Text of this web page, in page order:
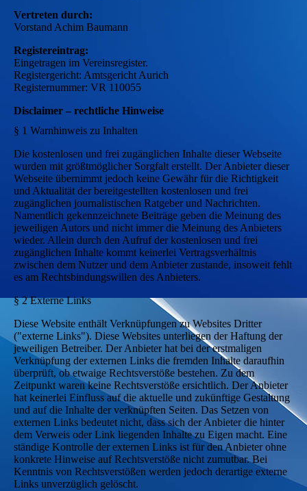
Vertreten durch:
Vorstand Achim Baumann
Registereintrag:
Eingetragen im Vereinsregister.
Registergericht: Amtsgericht Aurich
Registernummer: VR 110055
Disclaimer – rechtliche Hinweise
§ 1 Warnhinweis zu Inhalten
Die kostenlosen und frei zugänglichen Inhalte dieser Webseite
wurden mit größtmöglicher Sorgfalt erstellt. Der Anbieter dieser
Webseite übernimmt jedoch keine Gewähr für die Richtigkeit
und Aktualität der bereitgestellten kostenlosen und frei
zugänglichen journalistischen Ratgeber und Nachrichten.
Namentlich gekennzeichnete Beiträge geben die Meinung des
jeweiligen Autors und nicht immer die Meinung des Anbieters
wieder. Allein durch den Aufruf der kostenlosen und frei
zugänglichen Inhalte kommt keinerlei Vertragsverhältnis
zwischen dem Nutzer und dem Anbieter zustande, insoweit fehlt
es am Rechtsbindungswillen des Anbieters.
§ 2 Externe Links
Diese Website enthält Verknüpfungen zu Websites Dritter
("externe Links"). Diese Websites unterliegen der Haftung der
jeweiligen Betreiber. Der Anbieter hat bei der erstmaligen
Verknüpfung der externen Links die fremden Inhalte daraufhin
überprüft, ob etwaige Rechtsverstöße bestehen. Zu dem
Zeitpunkt waren keine Rechtsverstöße ersichtlich. Der Anbieter
hat keinerlei Einfluss auf die aktuelle und zukünftige Gestaltung
und auf die Inhalte der verknüpften Seiten. Das Setzen von
externen Links bedeutet nicht, dass sich der Anbieter die hinter
dem Verweis oder Link liegenden Inhalte zu Eigen macht. Eine
ständige Kontrolle der externen Links ist für den Anbieter ohne
konkrete Hinweise auf Rechtsverstöße nicht zumutbar. Bei
Kenntnis von Rechtsverstößen werden jedoch derartige externe
Links unverzüglich gelöscht.